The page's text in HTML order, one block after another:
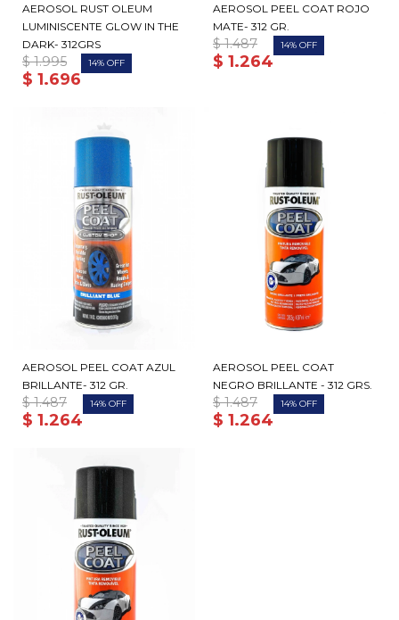
AEROSOL RUST OLEUM
LUMINISCENTE GLOW IN THE
DARK- 312GRS
$ 1.696
$ 1.995 14
AEROSOL PEEL COAT ROJO
MATE- 312 GR.
$ 1.264
$ 1.487 14
AEROSOL PEEL COAT AZUL
BRILLANTE- 312 GR.
$ 1.264
$ 1.487 14
AEROSOL PEEL COAT
NEGRO BRILLANTE - 312 GRS.
$ 1.264
$ 1.487 14